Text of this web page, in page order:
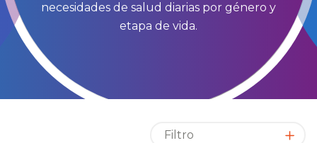
Centrum Silver +50 años
Salud del Corazón
Cabello, Piel y Uñas
La Ciencia detrás de Centrum
necesidades de salud diarias por género y
etapa de vida.
Filtro